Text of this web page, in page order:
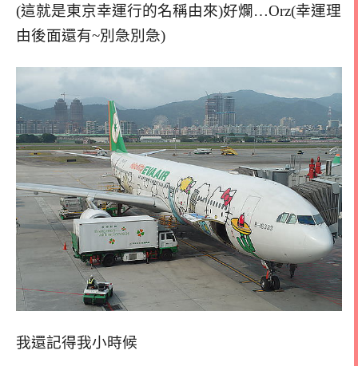
(這就是東京幸運行的名稱由來)好爛…Orz(幸運理
由後面還有~別急別急)
我還記得我小時候